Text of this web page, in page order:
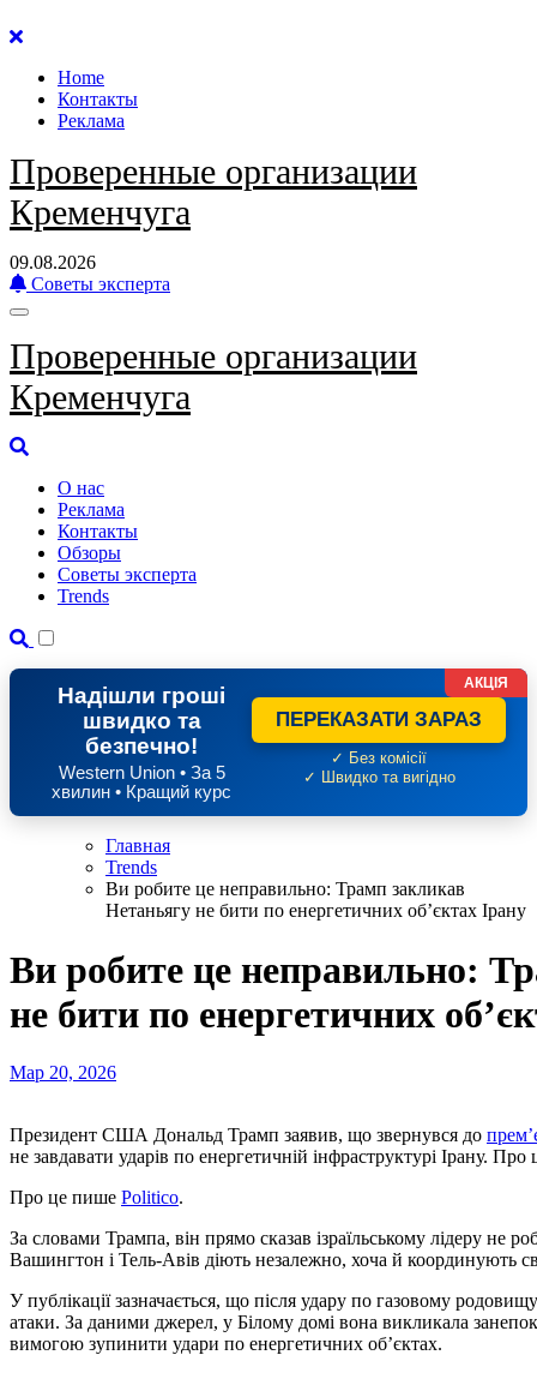
Перейти
содержанию
Home
Контакты
Реклама
Проверенные организации
Кременчуга
09.08.2026
Советы эксперта
Проверенные организации
Кременчуга
О нас
Реклама
Контакты
Обзоры
Советы эксперта
Trends
Надішли гроші
швидко та
безпечно!
Western Union • За 5
хвилин • Кращий курс
ПЕРЕКАЗАТИ ЗАРАЗ
✓ Без комісії
✓ Швидко та вигідно
АКЦІЯ
Главная
Trends
Ви робите це неправильно: Трамп закликав
Нетаньягу не бити по енергетичних об’єктах Ірану
Ви робите це неправильно:
не бити по енергетичних
Мар 20, 2026
Президент США Дональд Трамп заявив, що звернувся до
не завдавати ударів по енергетичній інфраструктурі Ірану.
Про це пише Politico.
За словами Трампа, він прямо сказав ізраїльському лідеру
Вашингтон і Тель-Авів діють незалежно, хоча й координують
У публікації зазначається, що після удару по газовому
атаки. За даними джерел, у Білому домі вона викликала
вимогою зупинити удари по енергетичних об’єктах.